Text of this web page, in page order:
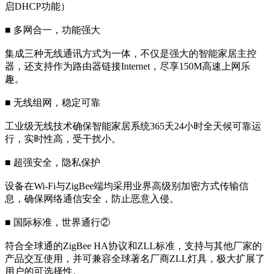
启DHCP功能）
■ 多网合一，功能强大
集成三种无线通讯方式为一体，不仅是强大的智能家居主控
器，还支持作为路由器链接Internet，尽享150M高速上网乐
趣。
■ 无线组网，稳定可靠
工业级无线技术确保智能家居系统365天24小时全天候可靠运
行，实时性高，受干扰小。
■ 超强安全，隐私保护
设备在Wi-Fi与ZigBee端均采用业界高级别加密方式传输信
息，确保网络通信安全，防止恶意入侵。
■ 国际标准，世界通行②
符合全球通的ZigBee HA协议和ZLL标准，支持与其他厂家的
产品交互使用，并可兼容全球著名厂商ZLL灯具，极大扩展了
用户的可选择性。